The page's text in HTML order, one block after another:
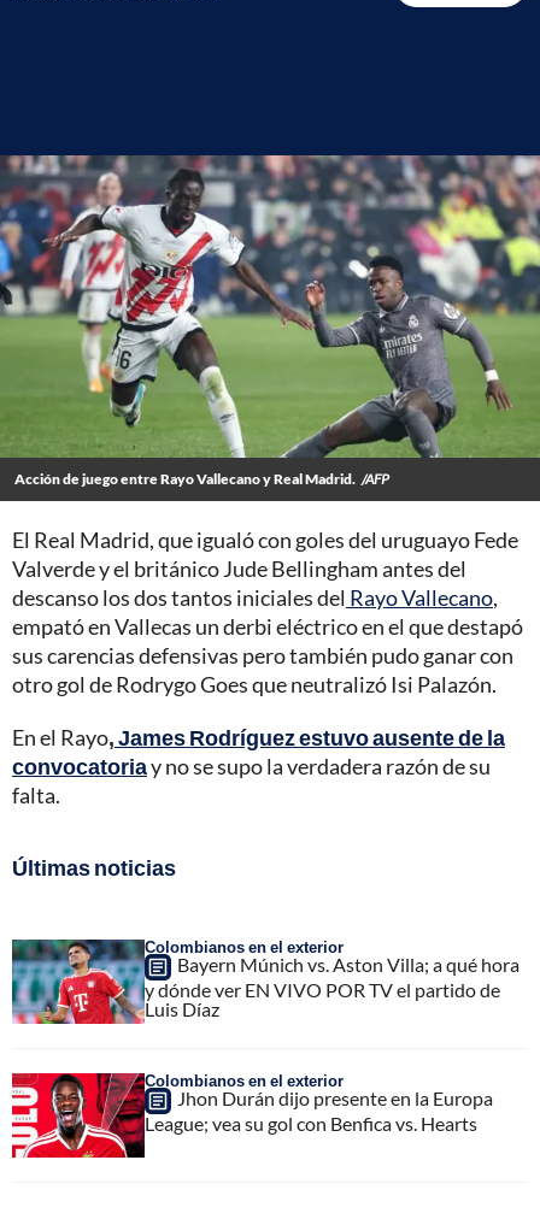
Acción de juego entre Rayo Vallecano y Real Madrid. /AFP
El Real Madrid, que igualó con goles del uruguayo Fede
Valverde y el británico Jude Bellingham antes del
descanso los dos tantos iniciales del Rayo Vallecano,
empató en Vallecas un derbi eléctrico en el que destapó
sus carencias defensivas pero también pudo ganar con
otro gol de Rodrygo Goes que neutralizó Isi Palazón.
En el Rayo,James Rodríguez estuvo ausente de la
convocatoriay no se supo la verdadera razón de su
falta.
Últimas noticias
Colombianos en el exterior
Bayern Múnich vs. Aston Villa; a qué hora
y dónde ver EN VIVO POR TV el partido de
Luis Díaz
Colombianos en el exterior
Jhon Durán dijo presente en la Europa
League; vea su gol con Benfica vs. Hearts